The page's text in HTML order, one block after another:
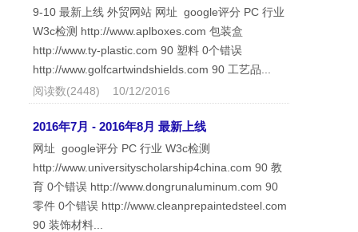
9-10 最新上线 外贸网站 网址 google评分 PC 行业
W3c检测 http://www.aplboxes.com 包装盒
http://www.ty-plastic.com 90 塑料 0个错误
http://www.golfcartwindshields.com 90 工艺品...
阅读数(2448) 10/12/2016
2016年7月 - 2016年8月 最新上线
网址 google评分 PC 行业 W3c检测
http://www.universityscholarship4china.com 90 教
育 0个错误 http://www.dongrunaluminum.com 90
零件 0个错误 http://www.cleanprepaintedsteel.com
90 装饰材料...